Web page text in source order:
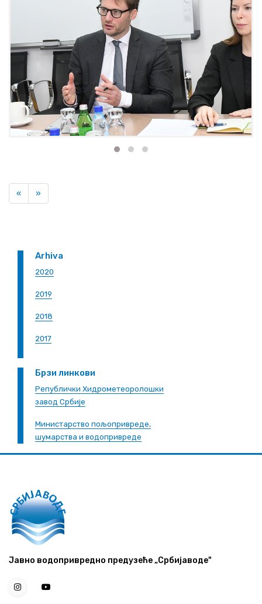
«Previous
»
Arhiva
2020
2019
2018
2017
Брзи линкови
Републички Хидрометеоролошки
завод Србије
Министарство пољопривреде,
шумарства и водопривреде
Јавно водопривредно предузеће „Србијаводе"